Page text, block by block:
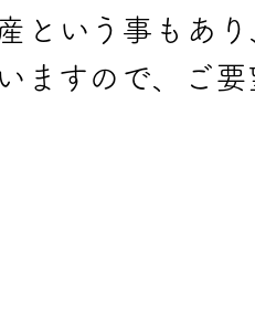
という事もあ
ますので、ご